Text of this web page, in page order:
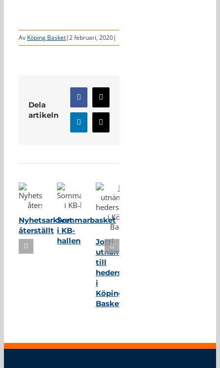
Av Köping Basket|2 februari, 2020|
Dela
artikeln
Facebook
X
LinkedInE-
post
Nyhetsarkivet
återställt
Sommarbasket
i KB-
hallen
Jotti
utnämnd
till
hedersmedlem
i
Köping
Basket